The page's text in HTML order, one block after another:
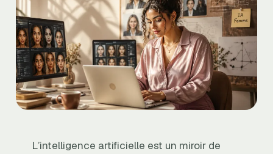
L’intelligence artificielle est un miroir de